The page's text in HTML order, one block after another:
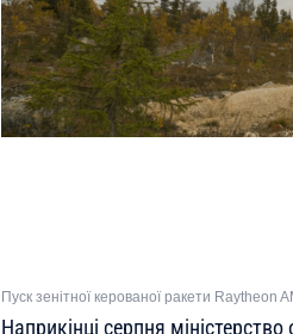
Пуск зенітної керованої ракети
Наприкінці серпня